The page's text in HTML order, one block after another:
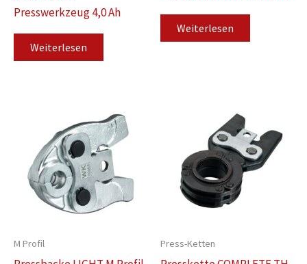
Presswerkzeug 4,0 Ah
Weiterlesen
Weiterlesen
M Profil Press-Ketten